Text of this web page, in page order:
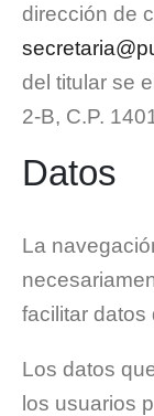
dirección de
del titular se
2-B, C.P.
Datos
La
facilitar datos
Los datos
los usuarios